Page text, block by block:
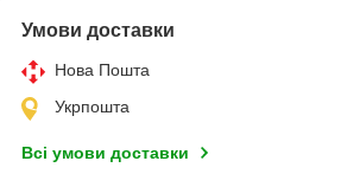
Умови доставки
Нова Пошта
Укрпошта
Всі умови доставки